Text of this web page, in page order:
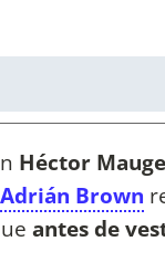
Héctor
Adrián Brown
antes de